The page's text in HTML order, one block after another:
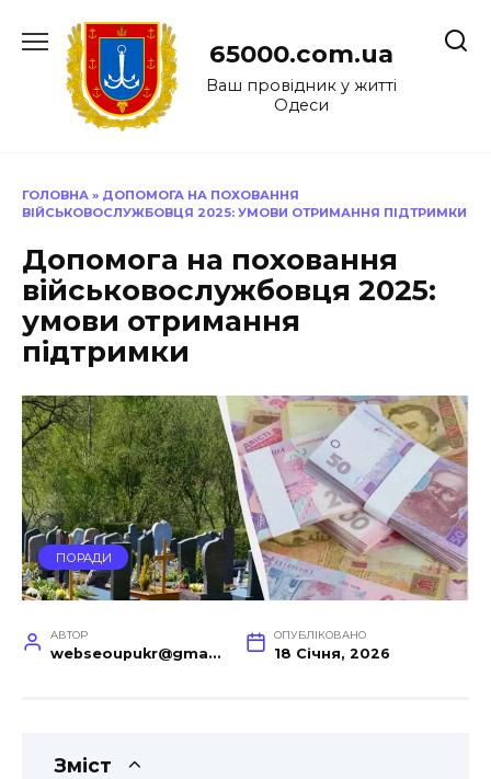
до
65000.com.ua
Ваш провідник у житті
Одеси
ГОЛОВНА » ДОПОМОГА НА ПОХОВАННЯ
ВІЙСЬКОВОСЛУЖБОВЦЯ 2025: УМОВИ ОТРИМАННЯ ПІДТРИМКИ
Допомога на поховання
військовослужбовця 2025:
умови отримання
підтримки
ПОРАДИ
АВТОР
webseoupukr@gmail.com
ОПУБЛІКОВАНО
18 Січня, 2026
Зміст